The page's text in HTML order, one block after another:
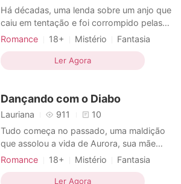
Há décadas, uma lenda sobre um anjo que
caiu em tentação e foi corrompido pelas
ideias de uma demônia, corria entre
nascida do fruto desse amor causava
pavor entre os poderosos arcanjos que
Uttara, por outro lado, não pens
Romance 18+ Mistério
Fantasia
Casamento arranjado
Amor forçado
Heroína
Máfia
Encantadora
Arrogante / Dominante
Ler Agora
Dançando com o Diabo
Lauriana 911
10
Tudo começa no passado, uma maldição
que assolou a vida de Aurora, sua mãe
passa de geração em geração. Era mais
ela perceber que não estava em sua cama
Romance 18+ Mistério
Fantasia
Triangulo amoroso
Maldição
Ler Agora